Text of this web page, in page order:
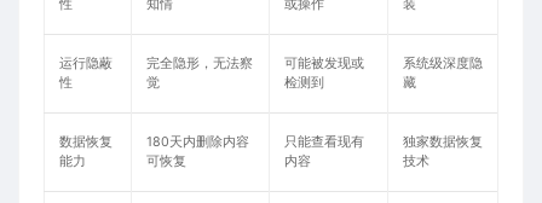
性 知情 或操作 装
运行隐蔽
性
完全隐形，无法察
觉
可能被发现或
检测到
系统级深度隐
藏
数据恢复
能力
180天内删除内容
可恢复
只能查看现有
内容
独家数据恢复
技术